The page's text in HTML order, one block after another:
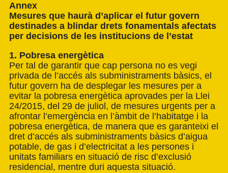
Annex
Mesures que haurà d’aplicar el futur govern
destinades a blindar drets fonamentals afectats
per decisions de les institucions de l’estat
1. Pobresa energètica
Per tal de garantir que cap persona no es vegi
privada de l’accés als subministraments bàsics, el
futur govern ha de desplegar les mesures per a
evitar la pobresa energètica aprovades per la Llei
24/2015, del 29 de juliol, de mesures urgents per a
afrontar l’emergència en l’àmbit de l’habitatge i la
pobresa energètica, de manera que es garanteixi el
dret d’accés als subministraments bàsics d’aigua
potable, de gas i d’electricitat a les persones i
unitats familiars en situació de risc d’exclusió
residencial, mentre duri aquesta situació.